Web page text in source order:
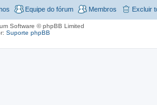
Excluir
Membros
Equipe do fórum
Software © phpBB Limited
Suporte phpBB